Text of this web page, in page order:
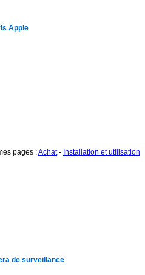
Apple
pages :Achat- Installation et utilisation
de surveillance